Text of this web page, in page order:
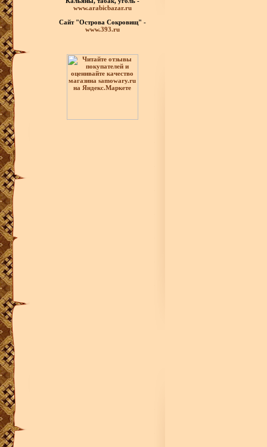
www.arabicbazar.ru
Сайт "Острова Сокровищ" -
www.393.ru